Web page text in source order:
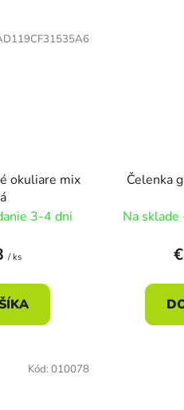
okuliare mix
3-4 dni
/ ks
Čelenka
Na
Kód: 010078